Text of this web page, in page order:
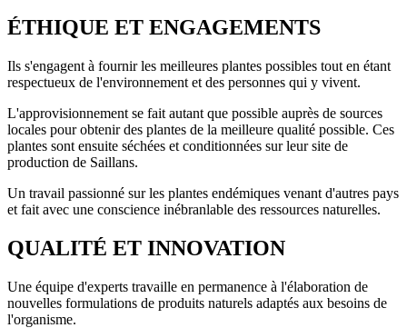
ÉTHIQUE ET ENGAGEMENTS
Ils s'engagent à fournir les meilleures plantes possibles tout en étant
respectueux de l'environnement et des personnes qui y vivent.
L'approvisionnement se fait autant que possible auprès de sources
locales pour obtenir des plantes de la meilleure qualité possible. Ces
plantes sont ensuite séchées et conditionnées sur leur site de
production de Saillans.
Un travail passionné sur les plantes endémiques venant d'autres pays
et fait avec une conscience inébranlable des ressources naturelles.
QUALITÉ ET INNOVATION
Une équipe d'experts travaille en permanence à l'élaboration de
nouvelles formulations de produits naturels adaptés aux besoins de
l'organisme.